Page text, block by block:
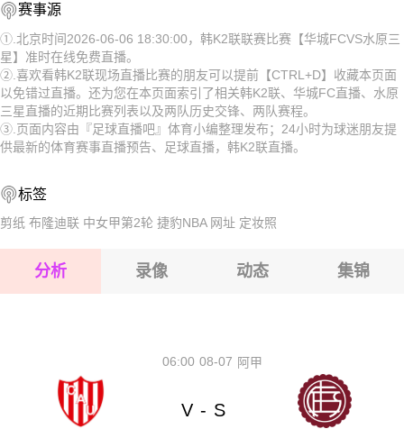
2026-08-15 【韩K2联】 华城FCVS水原三星
2026-08-15 【韩K2联】 华城FCVS水原三星
2026-08-15 【韩K2联】 华城FCVS水原三星
2026-08-15 【韩K2联】 华城FCVS水原三星
2026-08-15 【韩K2联】 华城FCVS水原三星
2026-08-15 【韩K2联】 华城FCVS水原三星
2026-08-15 【韩K2联】 华城FCVS水原三星
赛事源
①.北京时间2026-06-06 18:30:00，韩K2联联赛比赛【华城FCVS水原三
星】准时在线免费直播。
②.喜欢看韩K2联现场直播比赛的朋友可以提前【CTRL+D】收藏本页面
以免错过直播。还为您在本页面索引了相关韩K2联、华城FC直播、水原
三星直播的近期比赛列表以及两队历史交锋、两队赛程。
③.页面内容由『足球直播吧』体育小编整理发布；24小时为球迷朋友提
供最新的体育赛事直播预告、足球直播，韩K2联直播。
标签
剪纸 布隆迪联 中女甲第2轮 捷豹NBA 网址 定妆照
分析 录像 动态 集锦
08-07
06:00 阿甲
V - S